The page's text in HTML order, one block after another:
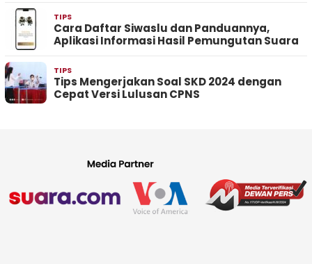
TIPS
Cara Daftar Siwaslu dan Panduannya,
Aplikasi Informasi Hasil Pemungutan Suara
TIPS
Tips Mengerjakan Soal SKD 2024 dengan
Cepat Versi Lulusan CPNS